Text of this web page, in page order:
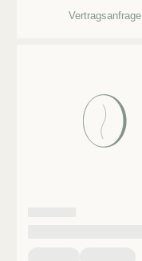
Vertragsanfrage